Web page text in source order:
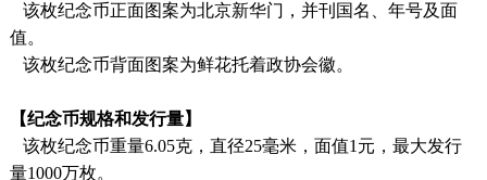
该枚纪念币正面图案为北京新华门，并刊国名、年号及面
值。
该枚纪念币背面图案为鲜花托着政协会徽。
【纪念币规格和发行量】
该枚纪念币重量6.05克，直径25毫米，面值1元，最大发行
量1000万枚。